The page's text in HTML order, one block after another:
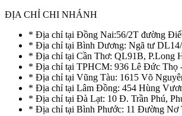
ĐỊA CHỈ CHI NHÁNH
* Địa chỉ tại Đồng Nai:56/2T đường
* Địa chỉ tại Bình Dương: Ngã tư
* Địa chỉ tại Cần Thơ: QL91B, P.Long
* Địa chỉ tại TPHCM: 936 Lê Đức Thọ
* Địa chỉ tại Vũng Tàu: 1615 Võ
* Địa chỉ tại Lâm Đồng: 454 Hùng
* Địa chỉ tại Đà Lạt: 10 Đ. Trần Phú,
* Địa chỉ tại Bình Phước: 11 Đường